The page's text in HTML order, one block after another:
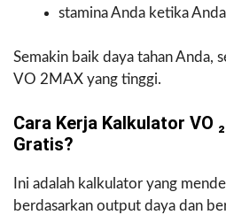
stamina Anda ketika
Semakin baik daya tahan Anda,
VO 2MAX yang tinggi.
Cara Kerja Kalkulator VO
Gratis?
Ini adalah kalkulator yang
berdasarkan output daya dan